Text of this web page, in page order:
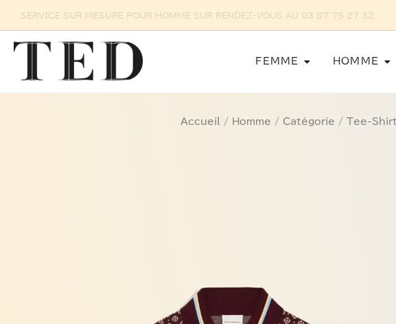
contenu
SERVICE SUR MESURE POUR
FEMME Ouvrir Femme
HOMME
Accueil / Homme / Catégorie / Tee-